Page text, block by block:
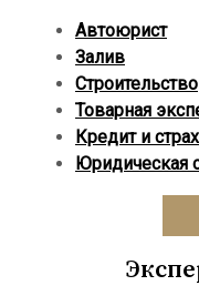
Автоюрист
Залив
Строительство
Товарная
Кредит и
Юридическая